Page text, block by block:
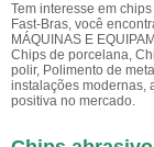
Tem interesse em
Fast-Bras, você
MÁQUINAS E
Chips de porcelana,
polir, Polimento de
instalações modernas,
positiva no mercado.